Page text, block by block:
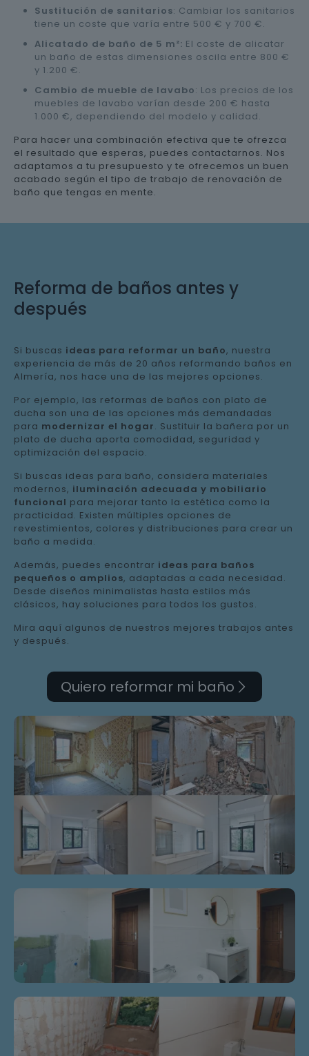
Sustitución de sanitarios: Cambiar los sanitarios
tiene un coste que varía entre 500 € y 700 €.
Alicatado de baño de 5 m²: El coste de alicatar
un baño de estas dimensiones oscila entre 800 €
y 1.200 €.
Cambio de mueble de lavabo: Los precios de los
muebles de lavabo varían desde 200 € hasta
1.000 €, dependiendo del modelo y calidad.
Para hacer una combinación efectiva que te ofrezca
el resultado que esperas, puedes contactarnos. Nos
adaptamos a tu presupuesto y te ofrecemos un buen
acabado según el tipo de trabajo de renovación de
baño que tengas en mente.
Reforma de baños antes y
después
Si buscas ideas para reformar un baño, nuestra
experiencia de más de 20 años reformando baños en
Almería, nos hace una de las mejores opciones.
Por ejemplo, las reformas de baños con plato de
ducha son una de las opciones más demandadas
para modernizar el hogar. Sustituir la bañera por un
plato de ducha aporta comodidad, seguridad y
optimización del espacio.
Si buscas ideas para baño, considera materiales
modernos, iluminación adecuada y mobiliario
funcional para mejorar tanto la estética como la
practicidad. Existen múltiples opciones de
revestimientos, colores y distribuciones para crear un
baño a medida.
Además, puedes encontrar ideas para baños
pequeños o amplios, adaptadas a cada necesidad.
Desde diseños minimalistas hasta estilos más
clásicos, hay soluciones para todos los gustos.
Mira aquí algunos de nuestros mejores trabajos antes
y después.
Quiero reformar mi baño